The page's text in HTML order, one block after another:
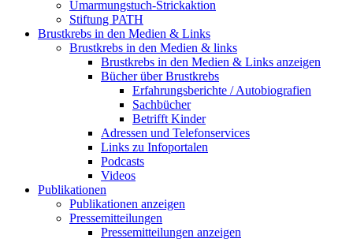
Umarmungstuch-Strickaktion
Stiftung PATH
Brustkrebs in den Medien & Links
Brustkrebs in den Medien & links
Brustkrebs in den Medien & Links anzeigen
Bücher über Brustkrebs
Erfahrungsberichte / Autobiografien
Sachbücher
Betrifft Kinder
Adressen und Telefonservices
Links zu Infoportalen
Podcasts
Videos
Publikationen
Publikationen anzeigen
Pressemitteilungen
Pressemitteilungen anzeigen